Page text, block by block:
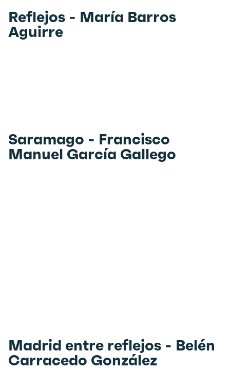
Reflejos - María Barros
Aguirre
Saramago - Francisco
Manuel García Gallego
Madrid entre reflejos - Belén
Carracedo González